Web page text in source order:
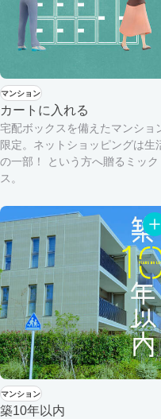
マンション
カートに入れる
宅配ボックスを備えたマンショ
限定。ネットショッピングは生
の一部！ という方へ贈るミック
ス。
マンション
築10年以内